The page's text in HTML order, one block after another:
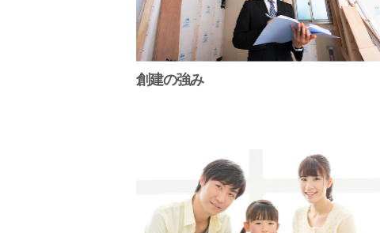
創建の強み